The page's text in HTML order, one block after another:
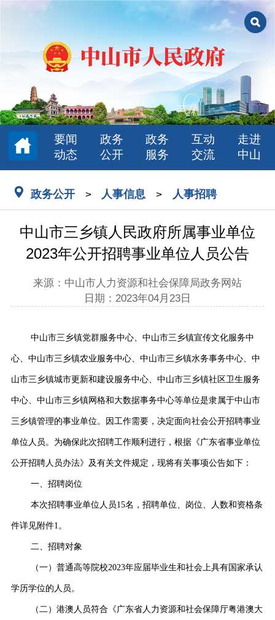
要闻
动态
政务
公开
政务
服务
互动
交流
走进
中山
政务公开 > 人事信息 > 人事招聘
中山市三乡镇人民政府所属事业单位
2023年公开招聘事业单位人员公告
来源：中山市人力资源和社会保障局政务网站
日期：2023年04月23日
中山市三乡镇党群服务中心、中山市三乡镇宣传文化服务中
心、中山市三乡镇农业服务中心、中山市三乡镇水务事务中心、中
山市三乡镇城市更新和建设服务中心、中山市三乡镇社区卫生服务
中心、中山市三乡镇网格和大数据事务中心等单位是隶属于中山市
三乡镇管理的事业单位。因工作需要，决定面向社会公开招聘事业
单位人员。为确保此次招聘工作顺利进行，根据《广东省事业单位
公开招聘人员办法》及有关文件规定，现将有关事项公告如下：
一、招聘岗位
本次招聘事业单位人员15名，招聘单位、岗位、人数和资格条
件详见附件1。
二、招聘对象
（一）普通高等院校2023年应届毕业生和社会上具有国家承认
学历学位的人员。
（二）港澳人员符合《广东省人力资源和社会保障厅粤港澳大